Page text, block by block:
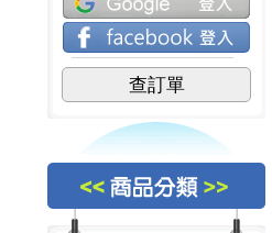
查訂單